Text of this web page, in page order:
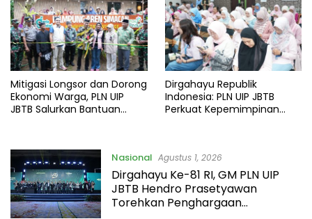
Mitigasi Longsor dan Dorong
Ekonomi Warga, PLN UIP
JBTB Salurkan Bantuan
Banyuwangi
Dirgahayu Republik
Indonesia: PLN UIP JBTB
Perkuat Kepemimpinan
Nasional Agustus 1, 2026
Dirgahayu Ke-81 RI, GM PLN UIP
JBTB Hendro Prasetyawan
Torehkan Penghargaan